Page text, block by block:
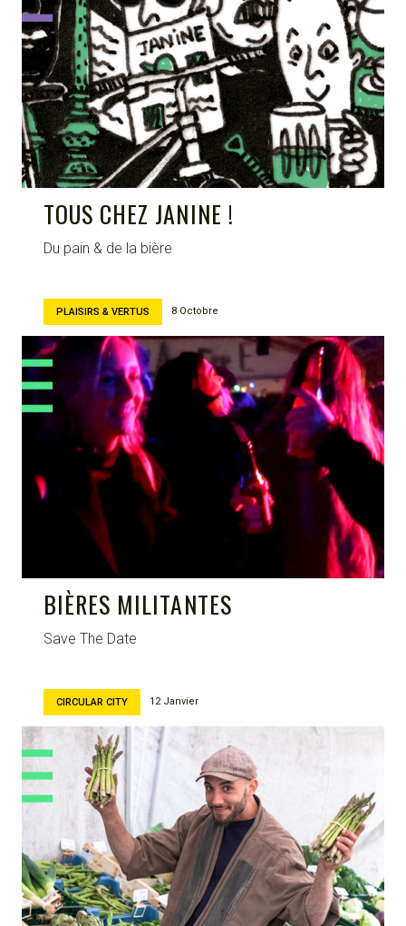
TOUS CHEZ JANINE !
Du pain & de la bière
PLAISIRS & VERTUS 8 Octobre
BIÈRES MILITANTES
Save The Date
CIRCULAR CITY 12 Janvier